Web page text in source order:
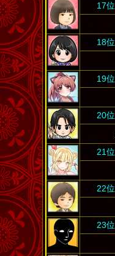
17位
18位
19位
20位
21位
22位
23位